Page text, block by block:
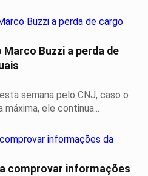
Buzzi a perda de
semana pelo CNJ, caso o
ele continua...
comprovar informações